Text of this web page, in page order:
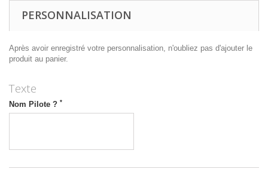
PERSONNALISATION
Après avoir enregistré votre personnalisation, n'oubliez pas d'ajouter le
produit au panier.
Texte
Nom Pilote ? *